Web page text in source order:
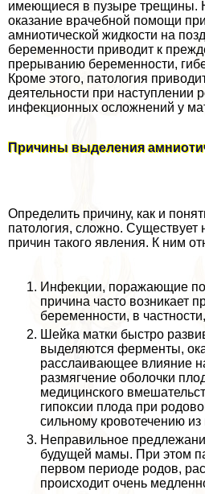
имеющиеся в пузыре трещины.
оказание врачебной помощи
амниотической жидкости на
беременности приводит к
прерыванию беременности,
Кроме этого, патология
деятельности при наступлении
инфекционных осложнений у
Причины выделения
Определить причину, как и
патология, сложно. Существует
причин такого явления. К ним
Инфекции, поражающие
причина часто возникает
беременности, в
Шейка матки быстро
выделяются ферменты,
расслаивающее влияние
размягчение оболочки
медицинского
гипоксии плода при
сильному кровотечению из
Неправильное
будущей мамы. При этом
первом периоде родов,
происходит очень